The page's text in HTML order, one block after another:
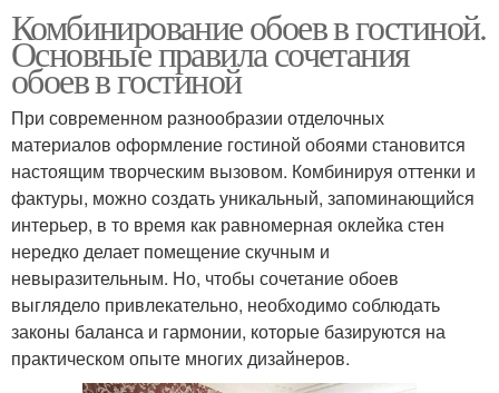
Комбинирование обоев в гостиной.
Основные правила сочетания
обоев в гостиной
При современном разнообразии отделочных
материалов оформление гостиной обоями становится
настоящим творческим вызовом. Комбинируя оттенки и
фактуры, можно создать уникальный, запоминающийся
интерьер, в то время как равномерная оклейка стен
нередко делает помещение скучным и
невыразительным. Но, чтобы сочетание обоев
выглядело привлекательно, необходимо соблюдать
законы баланса и гармонии, которые базируются на
практическом опыте многих дизайнеров.